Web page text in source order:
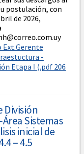
postulación, con
de 2026,
Ext.Gerente
-
Etapa I (.pdf 206
División
Sistemas
inicial de
– 4.5